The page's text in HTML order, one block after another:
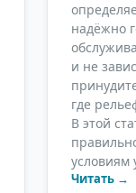
надёжно
и не
где
В этой
условиям
Читать →